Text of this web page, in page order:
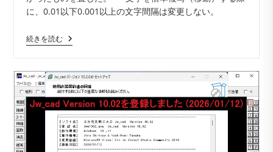
に、0.01以下0.001以上の文字間隔は変更しない。
続きを読むJw_cad
Version
登
録
さ
れ
ま
し
た
(2026/01/21)